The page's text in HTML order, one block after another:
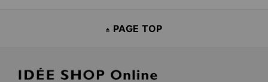
PAGE TOP